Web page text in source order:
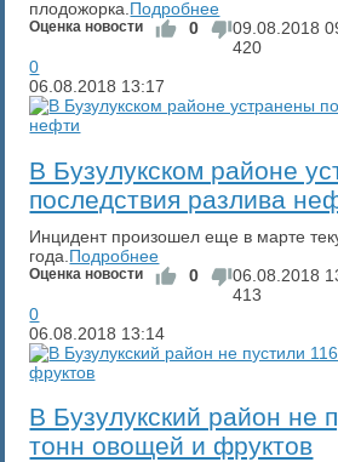
плодожорка. Подробнее
Оценка новости 0 09.08.2018
420
0
06.08.2018 13:17
В Бузулукском районе
последствия разлива
Инцидент произошел еще в марте
года. Подробнее
Оценка новости 0 06.08.2018
413
0
06.08.2018 13:14
В Бузулукский район не
тонн овощей и фруктов